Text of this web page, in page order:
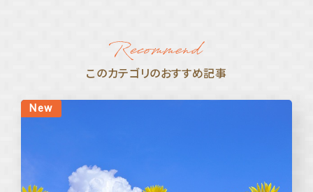
このカテゴリのおすすめ記事